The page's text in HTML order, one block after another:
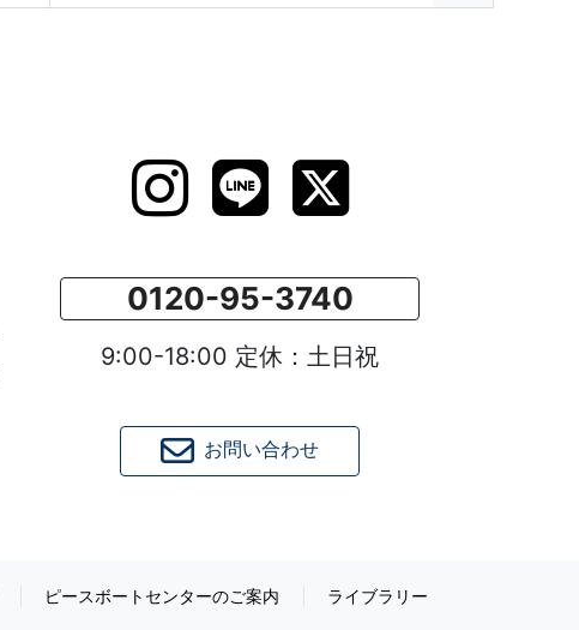
0120-95-3740
9:00-18:00 定休：土日祝
お問い合わせ
ピースボートセンターのご案内 ライブラリー